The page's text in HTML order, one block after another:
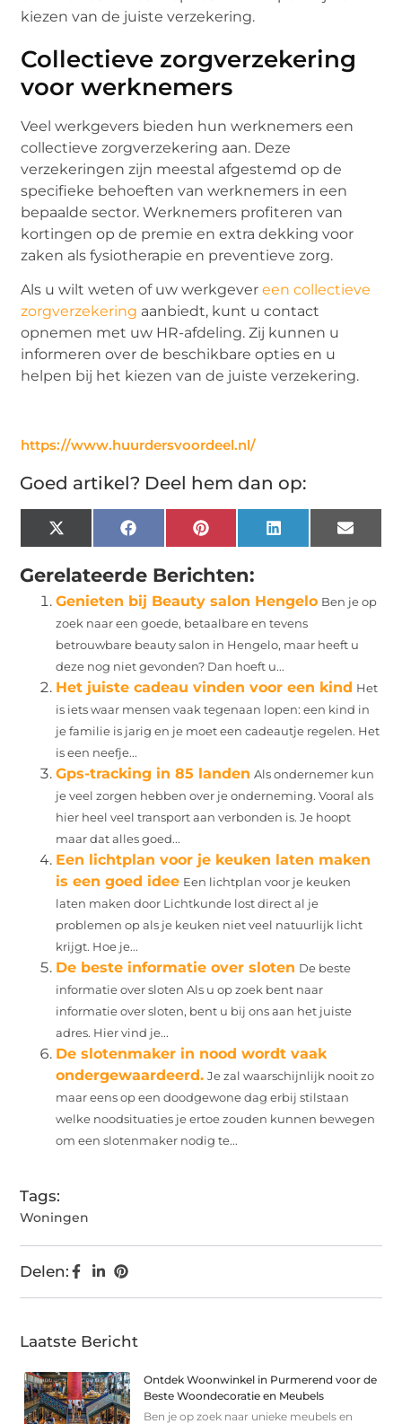
kiezen van de juiste verzekering.
Collectieve zorgverzekering
voor werknemers
Veel werkgevers bieden hun werknemers een
collectieve zorgverzekering aan. Deze
verzekeringen zijn meestal afgestemd op de
specifieke behoeften van werknemers in een
bepaalde sector. Werknemers profiteren van
kortingen op de premie en extra dekking voor
zaken als fysiotherapie en preventieve zorg.
Als u wilt weten of uw werkgevereen collectieve
zorgverzekering aanbiedt, kunt u contact
opnemen met uw HR-afdeling. Zij kunnen u
informeren over de beschikbare opties en u
helpen bij het kiezen van de juiste verzekering.
https://www.huurdersvoordeel.nl/
Goed artikel? Deel hem dan op:
X
(Twitter)
FacebookPinterest LinkedIn Email
Gerelateerde Berichten:
Genieten bij Beauty salon Hengelo Ben je op
zoek naar een goede, betaalbare en tevens
betrouwbare beauty salon in Hengelo, maar heeft u
deze nog niet gevonden? Dan hoeft u...
Het juiste cadeau vinden voor een kind Het
is iets waar mensen vaak tegenaan lopen: een kind in
je familie is jarig en je moet een cadeautje regelen. Het
is een neefje...
Gps-tracking in 85 landen Als ondernemer kun
je veel zorgen hebben over je onderneming. Vooral als
hier heel veel transport aan verbonden is. Je hoopt
maar dat alles goed...
Een lichtplan voor je keuken laten maken
is een goed idee Een lichtplan voor je keuken
laten maken door Lichtkunde lost direct al je
problemen op als je keuken niet veel natuurlijk licht
krijgt. Hoe je...
De beste informatie over sloten De beste
informatie over sloten Als u op zoek bent naar
informatie over sloten, bent u bij ons aan het juiste
adres. Hier vind je...
De slotenmaker in nood wordt vaak
ondergewaardeerd. Je zal waarschijnlijk nooit zo
maar eens op een doodgewone dag erbij stilstaan
welke noodsituaties je ertoe zouden kunnen bewegen
om een slotenmaker nodig te...
Tags:
Woningen
Delen:
Laatste Bericht
Ontdek Woonwinkel in Purmerend voor de
Beste Woondecoratie en Meubels
Ben je op zoek naar unieke meubels en